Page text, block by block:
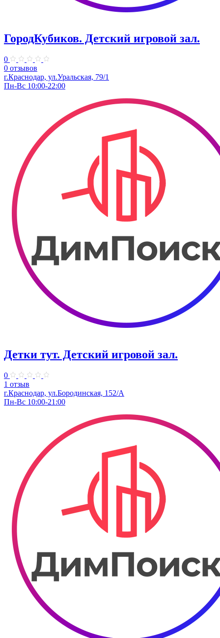
ГородКубиков. ​Детский игровой зал.
0
0 отзывов
г.Краснодар, ​ул.Уральская, 79/1
Пн-Вс 10:00-22:00
Детки тут. Детский игровой зал.
0
1 отзыв
г.Краснодар, ул.​Бородинская, 152/А
Пн-Вс 10:00-21:00